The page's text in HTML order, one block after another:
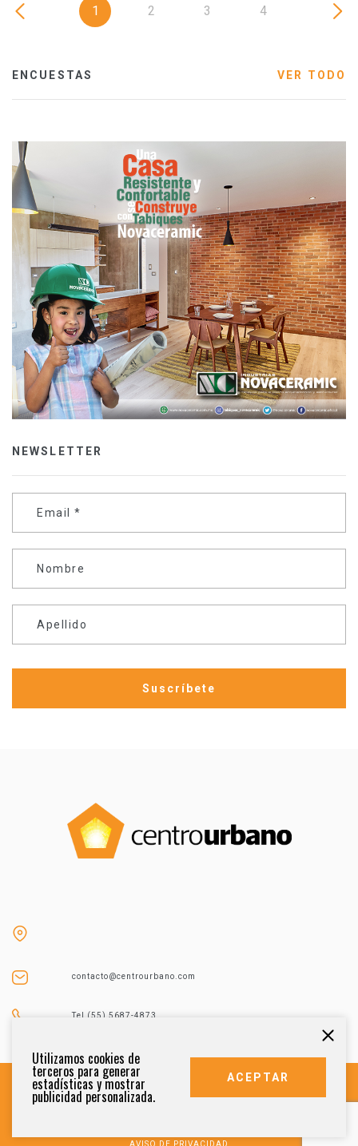
1 2 3 4
ENCUESTAS VER TODO
NEWSLETTER
Email *
Nombre
Apellido
contacto@centrourbano.com
Tel (55) 5687-4873
AVISO DE PRIVACIDAD
Utilizamos cookies de
terceros para generar
estadísticas y mostrar
publicidad personalizada.
ACEPTAR